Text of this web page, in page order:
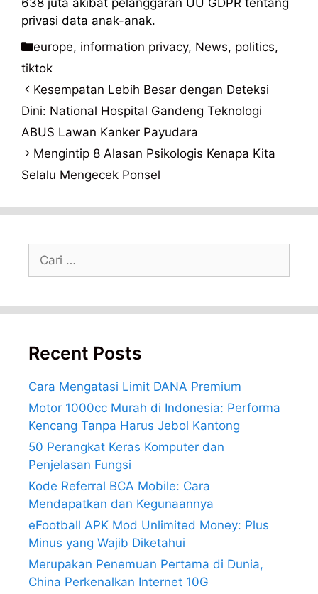
638 juta akibat pelanggaran UU GDPR tentang
privasi data anak-anak.
Kategori
europe, information privacy, News, politics,
tiktok
Kesempatan Lebih Besar dengan Deteksi
Dini: National Hospital Gandeng Teknologi
ABUS Lawan Kanker Payudara
Mengintip 8 Alasan Psikologis Kenapa Kita
Selalu Mengecek Ponsel
untuk:
Recent Posts
Cara Mengatasi Limit DANA Premium
Motor 1000cc Murah di Indonesia: Performa
Kencang Tanpa Harus Jebol Kantong
50 Perangkat Keras Komputer dan
Penjelasan Fungsi
Kode Referral BCA Mobile: Cara
Mendapatkan dan Kegunaannya
eFootball APK Mod Unlimited Money: Plus
Minus yang Wajib Diketahui
Merupakan Penemuan Pertama di Dunia,
China Perkenalkan Internet 10G